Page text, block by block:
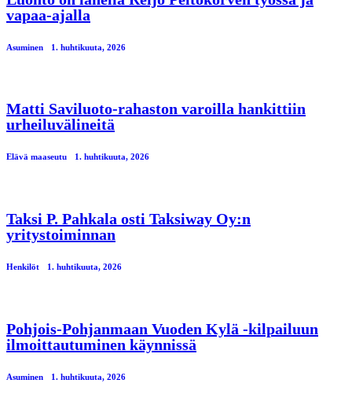
vapaa-ajalla
Asuminen 1. huhtikuuta, 2026
Matti Saviluoto-rahaston varoilla hankittiin
urheiluvälineitä
Elävä maaseutu 1. huhtikuuta, 2026
Taksi P. Pahkala osti Taksiway Oy:n
yritystoiminnan
Henkilöt 1. huhtikuuta, 2026
Pohjois-Pohjanmaan Vuoden Kylä -kilpailuun
ilmoittautuminen käynnissä
Asuminen 1. huhtikuuta, 2026